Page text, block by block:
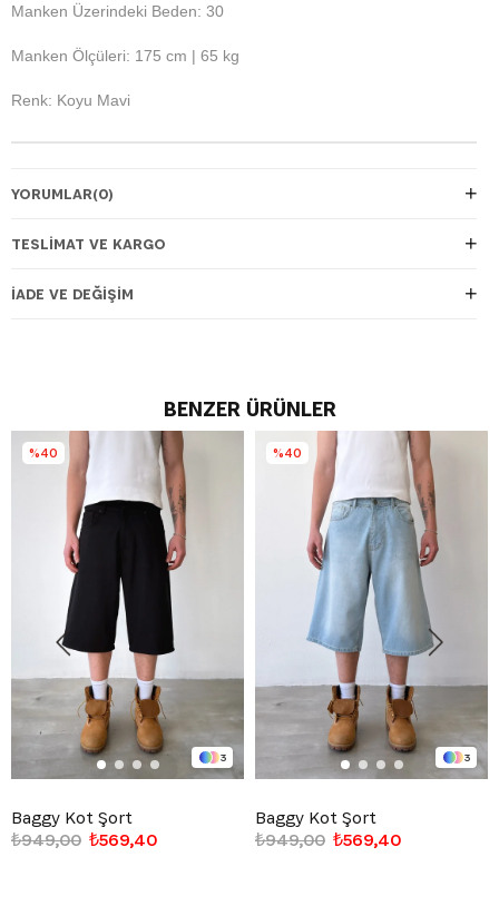
Manken Üzerindeki Beden: 30
Manken Ölçüleri: 175 cm | 65 kg
Renk: Koyu Mavi
YORUMLAR(0)
TESLIMAT VE KARGO
İADE VE DEĞIŞIM
BENZER ÜRÜNLER
3
Baggy Kot Şort
₺569,40
₺949,00
%40
3
Baggy Kot Şort
₺569,40
₺949,00
%40